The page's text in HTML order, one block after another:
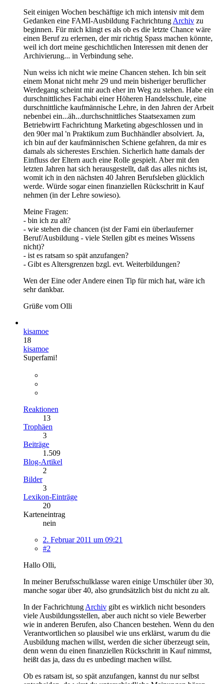
Seit einigen Wochen beschäftige ich mich intensiv mit dem
Gedanken eine FAMI-Ausbildung Fachrichtung Archiv zu
beginnen. Für mich klingt es als ob es die letzte Chance wäre
einen Beruf zu erlernen, der mir richtig Spass machen könnte,
weil ich dort meine geschichtlichen Interessen mit denen der
Archivierung... in Verbindung sehe.
Nun weiss ich nicht wie meine Chancen stehen. Ich bin seit
einem Monat nicht mehr 29 und mein bisheriger beruflicher
Werdegang scheint mir auch eher im Weg zu stehen. Habe ein
durschnittliches Fachabi einer Höheren Handelsschule, eine
durschnittliche kaufmännische Lehre, in den Jahren der Arbeit
nebenbei ein...äh...durchschnittliches Staatsexamen zum
Betriebwirtt Fachrichtung Marketing abgeschlossen und in
den 90er mal 'n Praktikum zum Buchhändler absolviert. Ja,
ich bin auf der kaufmännischen Schiene gefahren, da mir es
damals als sicherestes Erschien. Sicherlich hatte damals der
Einfluss der Eltern auch eine Rolle gespielt. Aber mit den
letzten Jahren hat sich herausgestellt, daß das alles nichts ist,
womit ich in den nächsten 40 Jahren Berufsleben glücklich
werde. Würde sogar einen finanziellen Rückschritt in Kauf
nehmen (in der Lehre sowieso).
Meine Fragen:
- bin ich zu alt?
- wie stehen die chancen (ist der Fami ein überlauferner
Beruf/Ausbildung - viele Stellen gibt es meines Wissens
nicht)?
- ist es ratsam so spät anzufangen?
- Gibt es Altersgrenzen bzgl. evt. Weiterbildungen?
Wen der Eine oder Andere einen Tip für mich hat, wäre ich
sehr dankbar.
Grüße vom Olli
kisamoe
18
kisamoe
Superfami!
Reaktionen
13
Trophäen
3
Beiträge
1.509
Blog-Artikel
2
Bilder
3
Lexikon-Einträge
20
Karteneintrag
nein
2. Februar 2011 um 09:21
#2
Hallo Olli,
In meiner Berufsschulklasse waren einige Umschüler über 30,
manche sogar über 40, also grundsätzlich bist du nicht zu alt.
In der Fachrichtung Archiv gibt es wirklich nicht besonders
viele Ausbildungsstellen, aber auch nicht so viele Bewerber
wie in anderen Berufen, also Chancen bestehen. Wenn du den
Verantwortlichen so plausibel wie uns erklärst, warum du die
Ausbildung machen willst, werden die sicher überzeugt sein,
denn wenn du einen finanziellen Rückschritt in Kauf nimmst,
heißt das ja, dass du es unbedingt machen willst.
Ob es ratsam ist, so spät anzufangen, kannst du nur selbst